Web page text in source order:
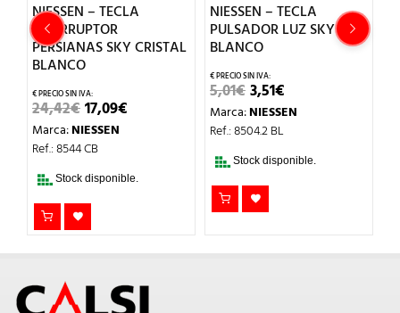
NIESSEN – TECLA
INTERRUPTOR
PERSIANAS SKY CRISTAL
BLANCO
24,42€EL
PRECIO
ORIGINAL
ERA:
17,09€
Marca:NIESSEN
Ref.: 8544 CB
Stock disponible.
NIESSEN – TECLA
PULSADOR LUZ SKY
BLANCO
5,01€EL
PRECIO
ORIGINAL
ERA:
3,51€PRECIO
ACTUAL
Marca:NIESSEN
Ref.: 8504.2 BL
Stock disponible.